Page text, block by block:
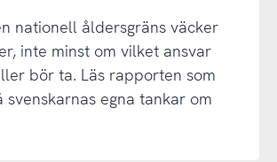
nationell åldersgräns väcker
inte minst om vilket ansvar
bör ta. Läs rapporten som
svenskarnas egna tankar om